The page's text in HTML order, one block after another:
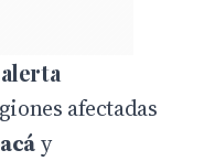
afectadas
y